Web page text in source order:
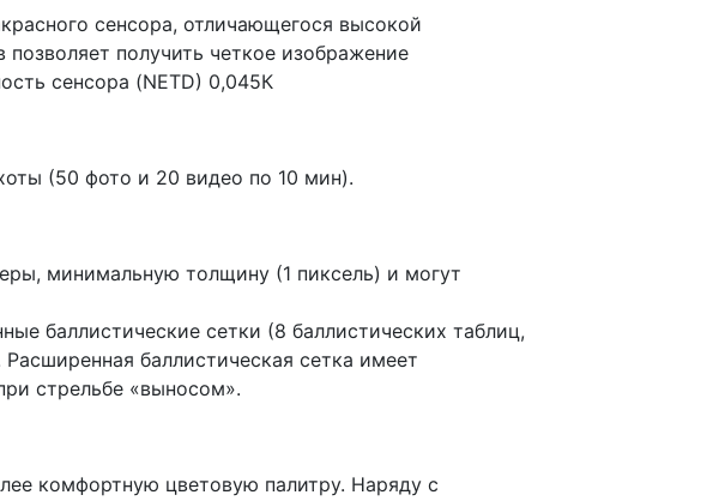
сенсора, отличающегося высокой
получить четкое изображение
сенсора (NETD) 0,045К
(50 фото и 20 видео по 10 мин).
минимальную толщину (1 пиксель) и могут
баллистические сетки (8 баллистических таблиц,
баллистическая сетка имеет
стрельбе «выносом».
комфортную цветовую палитру. Наряду с